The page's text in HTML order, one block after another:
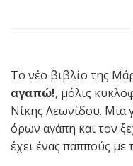
Το νέο βιβλίο της
αγαπώ!, μόλις
Νίκης Λεωνίδου. Μια
όρων αγάπη και τον
έχει ένας παππούς με